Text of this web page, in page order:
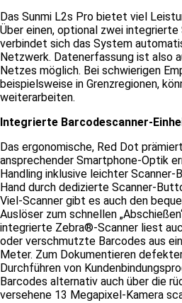
Das Sunmi L2s Pro bietet viel
Über einen, optional zwei
verbindet sich das System
Netzwerk. Datenerfassung ist also
Netzes möglich. Bei schwierigen
beispielsweise in Grenzregionen,
weiterarbeiten.
Integrierte Barcodescanner-
Das ergonomische, Red Dot
ansprechender Smartphone-Optik
Handling inklusive leichter Scanner-
Hand durch dedizierte Scanner-
Viel-Scanner gibt es auch den
Auslöser zum schnellen
integrierte Zebra®-Scanner liest
oder verschmutzte Barcodes aus
Meter. Zum Dokumentieren
Durchführen von
Barcodes alternativ auch über die
versehene 13 Megapixel-Kamera